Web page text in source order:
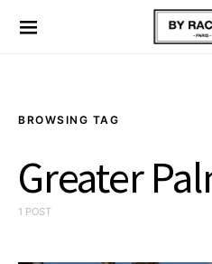
BROWSING TAG
Greater
1 POST